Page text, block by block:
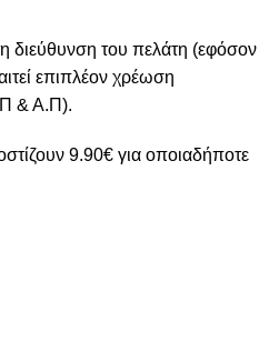
διεύθυνση του πελάτη (εφόσον
επιπλέον χρέωση
& Α.Π).
9.90€ για οποιαδήποτε